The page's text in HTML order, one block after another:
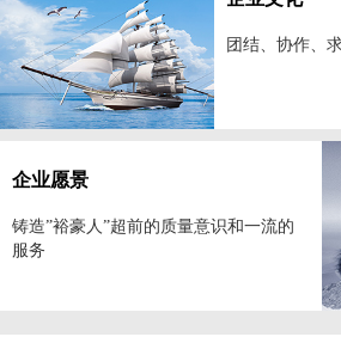
团结、协作、
企业愿景
铸造”裕豪人”超前的质量意识和一流的
服务